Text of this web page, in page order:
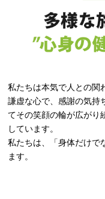
私たちは本気で人との関
謙虚な心で、感謝の気持
てその笑顔の輪が広がり
しています。
私たちは、「身体だけで
ます。